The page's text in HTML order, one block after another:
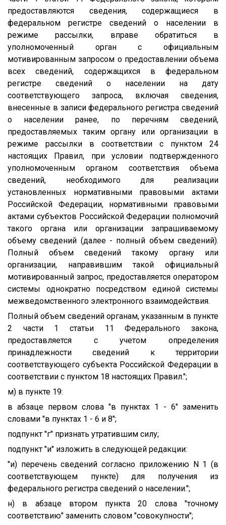
предоставляются сведения, содержащиеся в
федеральном регистре сведений о населении в
режиме рассылки, вправе обратиться в
уполномоченный орган с официальным
мотивированным запросом о предоставлении объема
всех сведений, содержащихся в федеральном
регистре сведений о населении на дату
соответствующего запроса, включая сведения,
внесенные в записи федерального регистра сведений
о населении ранее, по перечням сведений,
предоставляемых таким органу или организации в
режиме рассылки в соответствии с пунктом 24
настоящих Правил, при условии подтвержденного
уполномоченным органом соответствия объема
сведений, необходимого для реализации
установленных нормативными правовыми актами
Российской Федерации, нормативными правовыми
актами субъектов Российской Федерации полномочий
такого органа или организации запрашиваемому
объему сведений (далее - полный объем сведений).
Полный объем сведений такому органу или
организации, направившим такой официальный
мотивированный запрос, предоставляется оператором
системы однократно посредством единой системы
межведомственного электронного взаимодействия.
Полный объем сведений органам, указанным в пункте
2 части 1 статьи 11 Федерального закона,
предоставляется с учетом определения
принадлежности сведений к территории
соответствующего субъекта Российской Федерации в
соответствии с пунктом 18 настоящих Правил.";
м) в пункте 19:
в абзаце первом слова "в пунктах 1 - 6" заменить
словами "в пунктах 1 - 6 и 8";
подпункт "г" признать утратившим силу;
подпункт "и" изложить в следующей редакции:
"и) перечень сведений согласно приложению N 1 (в
соответствующем пункте) для получения из
федерального регистра сведений о населении.";
н) в абзаце втором пункта 20 слова "точному
соответствию" заменить словом "совокупности";